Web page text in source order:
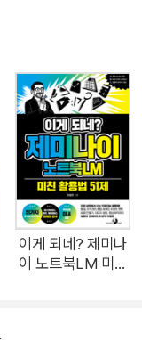
을 영입하고 나서는
아니라, 7일 동안
얼입니다. 그리고 그
‘나만의 시스템’ ✔
에 에너지를 집중할
시 일으켜주는 존재
일’을 말하고, ‘성
것입니다.
이게 되네? 제미나
이 노트북LM 미친